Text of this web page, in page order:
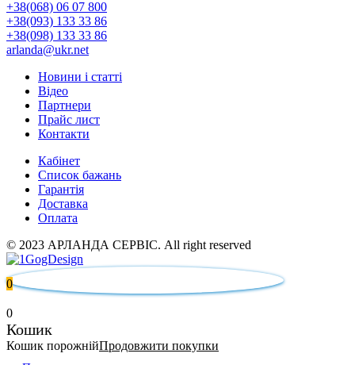
+38(068) 06 07 800
+38(093) 133 33 86
+38(098) 133 33 86
arlanda@ukr.net
Новини і статті
Відео
Партнери
Прайс лист
Контакти
Кабінет
Список бажань
Гарантія
Доставка
Оплата
© 2023 АРЛАНДА СЕРВІС. All right reserved
0
0
Кошик
Кошик порожнійПродовжити покупки